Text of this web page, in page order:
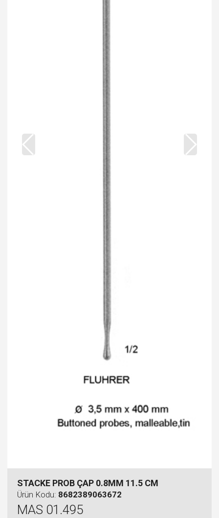
STACKE PROB ÇAP 0.8MM 11.5 CM
Ürün Kodu: 8682389063672
MAS 01.495